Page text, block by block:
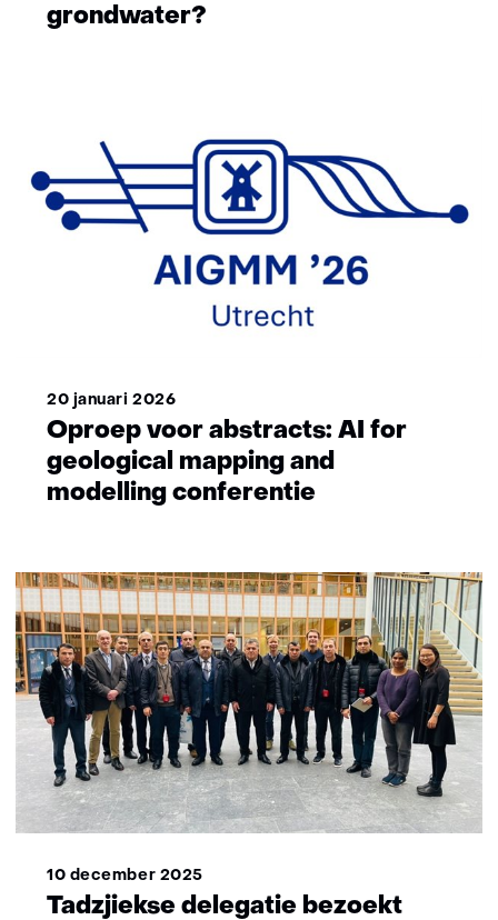
grondwater?
20 januari 2026
Oproep voor abstracts: AI for
geological mapping and
modelling conferentie
10 december 2025
Tadzjiekse delegatie bezoekt